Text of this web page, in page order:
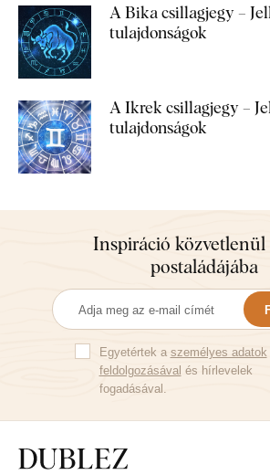
A Bika csillagjegy –
tulajdonságok
A Ikrek csillagjegy –
tulajdonságok
Inspiráció közvetlenül
postaládájába
Egyetértek a személyes adatok
feldolgozásával és hírlevelek
fogadásával.